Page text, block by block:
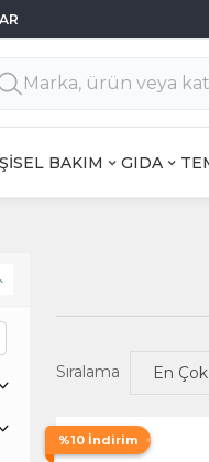
BAKIM GIDA
Sıralama
%10 İndirim